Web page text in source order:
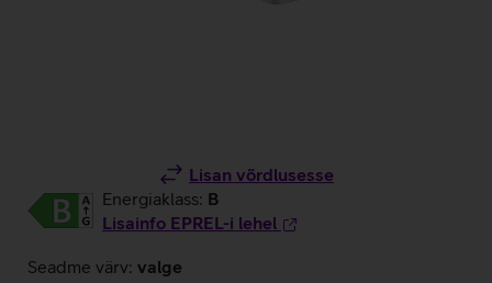
Lisan võrdlusesse
Energiaklass: B
Lisainfo EPREL-i lehel
Seadme värv: valge